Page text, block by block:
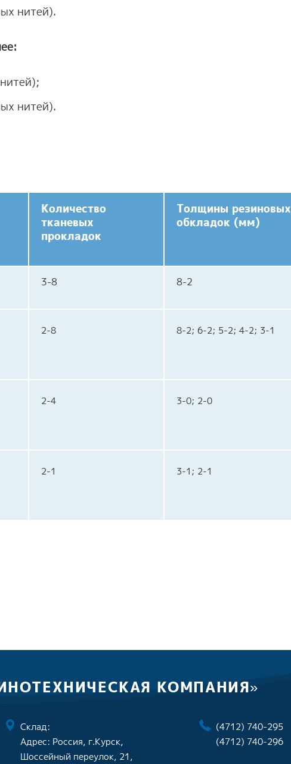
нитей).
нитей).
Количество
тканевых
прокладок
Толщины резиновых
обкладок (мм)
3-8 8-2
2-8 8-2; 6-2; 5-2; 4-2; 3-1
2-4 3-0; 2-0
2-1 3-1; 2-1
КОМПАНИЯ»
Склад:
Адрес: Россия, г.Курск,
Шоссейный переулок, 21,
(4712) 740-295
(4712) 740-296